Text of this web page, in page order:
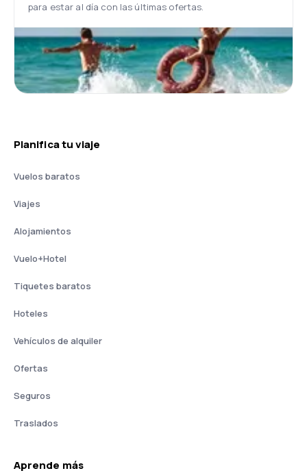
para estar al día con las últimas ofertas.
Planifica tu viaje
Vuelos baratos
Viajes
Alojamientos
Vuelo+Hotel
Tiquetes baratos
Hoteles
Vehículos de alquiler
Ofertas
Seguros
Traslados
Aprende más